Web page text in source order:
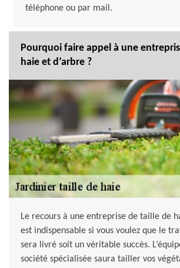
téléphone ou par mail.
Pourquoi faire appel à une
haie et d’arbre ?
Le recours à une entreprise de taille de
est indispensable si vous voulez que le
sera livré soit un véritable succès.
société spécialisée saura tailler vos